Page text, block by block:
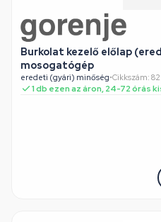
Burkolat kezelő előlap
mosogatógép
eredeti (gyári) minőség•Cikkszám:
1 db ezen az áron, 24-72 órás